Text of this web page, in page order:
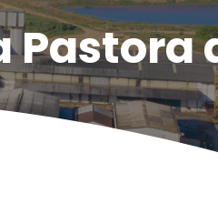
Pastora